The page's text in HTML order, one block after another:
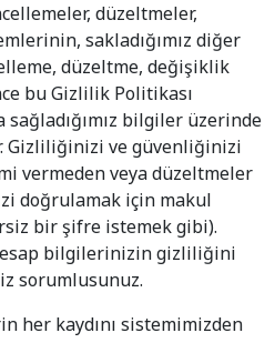
düzeltmeler,
sakladığımız diğer
düzeltme, değişiklik
bu Gizlilik Politikası
sağladığımız bilgiler üzerinde
Gizliliğinizi ve güvenliğinizi
vermeden veya düzeltmeler
doğrulamak için makul
bir şifre istemek gibi).
bilgilerinizin gizliliğini
sorumlusunuz.
her kaydını sistemimizden